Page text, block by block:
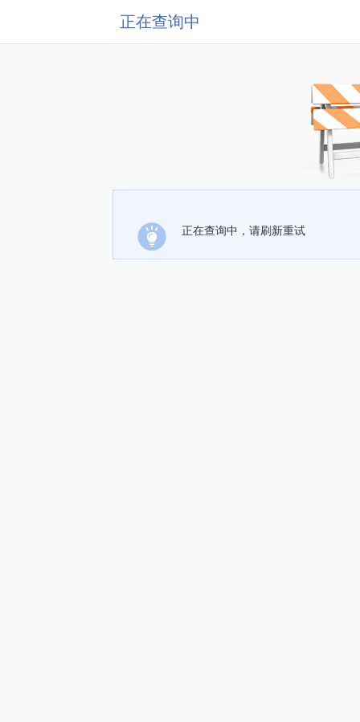
正在查询中
正在查询中，请刷新重试